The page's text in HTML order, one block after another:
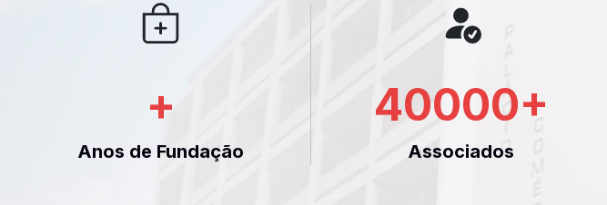
+
Anos de Fundação
40000+
Associados